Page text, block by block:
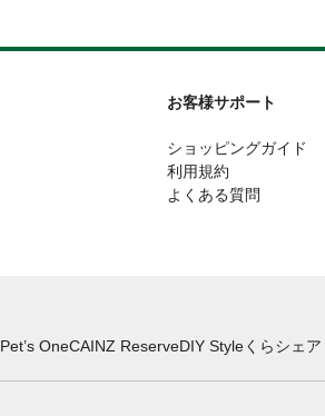
お客様サポート
ショッピングガイド
利用規約
よくある質問
Pet’s OneCAINZ ReserveDIY Styleくらシェア